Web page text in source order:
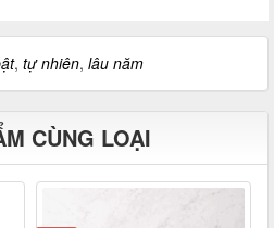
, tự nhiên, lâu năm
CÙNG LOẠI